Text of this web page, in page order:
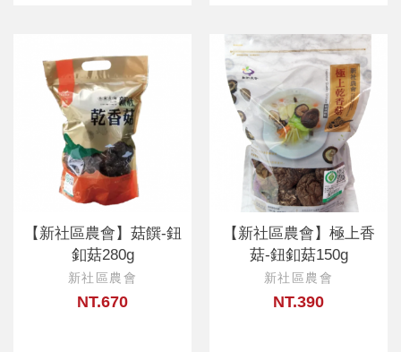
【新社區農會】菇饌-鈕
釦菇280g
新社區農會
NT.670
【新社區農會】極上香
菇-鈕釦菇150g
新社區農會
NT.390